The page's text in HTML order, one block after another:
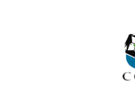
Les